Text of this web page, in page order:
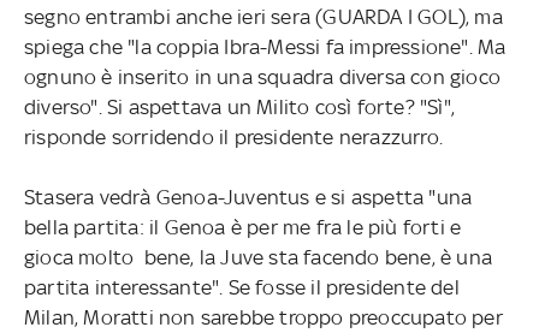
segno entrambi anche ieri sera (GUARDA I GOL), ma
spiega che "la coppia Ibra-Messi fa impressione". Ma
ognuno è inserito in una squadra diversa con gioco
diverso". Si aspettava un Milito così forte? "Sì",
risponde sorridendo il presidente nerazzurro.
Stasera vedrà Genoa-Juventus e si aspetta "una
bella partita: il Genoa è per me fra le più forti e
gioca molto bene, la Juve sta facendo bene, è una
partita interessante". Se fosse il presidente del
Milan, Moratti non sarebbe troppo preoccupato per